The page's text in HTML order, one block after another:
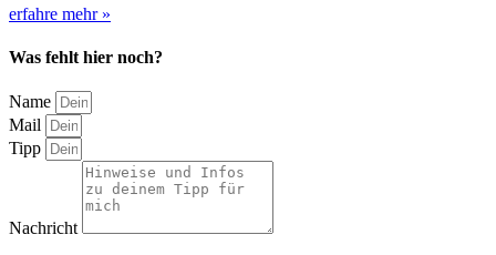
erfahre mehr »
Was fehlt hier noch?
Name
Mail
Tipp
Nachricht